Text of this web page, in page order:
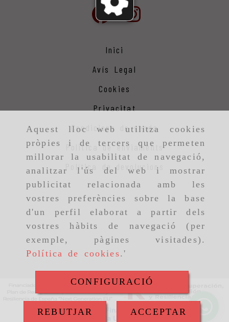
Aquest lloc web utilitza cookies
pròpies i de tercers que permeten
millorar la usabilitat de navegació,
analitzar l'ús del web i mostrar
publicitat relacionada amb les
vostres preferències sobre la base
d'un perfil elaborat a partir dels
vostres hàbits de navegació (per
exemple, pàgines visitades).
Política de cookies.'
CONFIGURACIÓ
REBUTJAR ACCEPTAR
Inici
Avís Legal
Cookies
Privacitat
Condicions de venda
Politica de enviaments
Política de devolucions